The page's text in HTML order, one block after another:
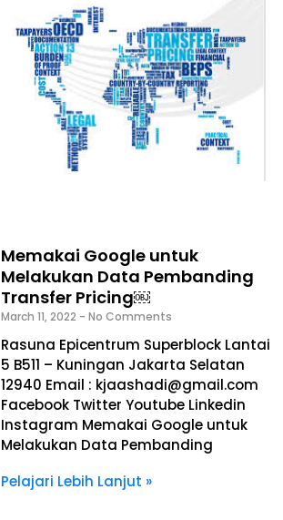
Memakai Google untuk
Melakukan Data Pembanding
Transfer Pricing￼
March 11, 2022 No Comments
Rasuna Epicentrum Superblock Lantai
5 B511 – Kuningan Jakarta Selatan
12940 Email : kjaashadi@gmail.com
Facebook Twitter Youtube Linkedin
Instagram Memakai Google untuk
Melakukan Data Pembanding
Pelajari Lebih Lanjut »